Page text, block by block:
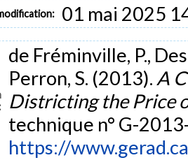
01 mai 2025
de Fréminville, P.,
Perron, S. (2013). A
Districting the Price
technique n° G-
https://